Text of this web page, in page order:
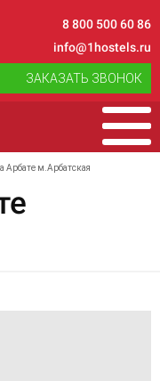
8 800 500 60 86
info@1hostels.ru
ЗАКАЗАТЬ ЗВОНОК
Арбате м.Арбатская